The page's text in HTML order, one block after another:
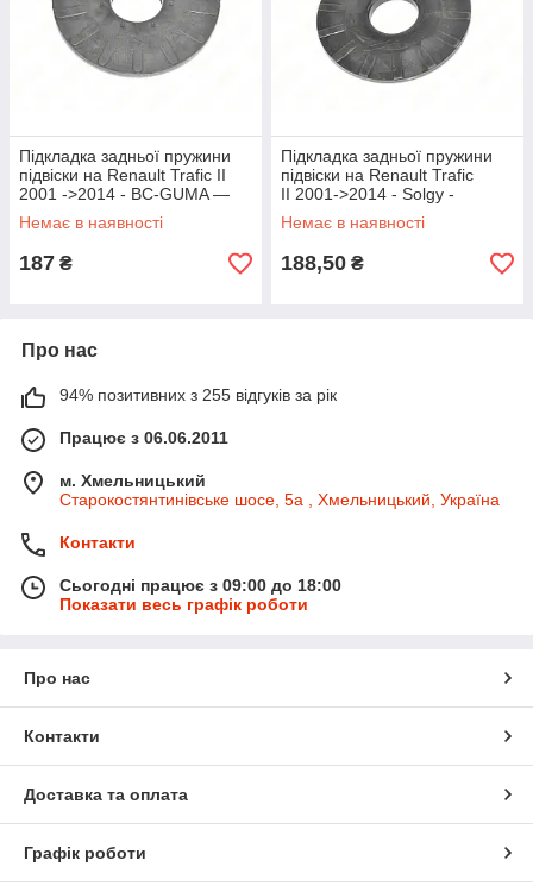
Підкладка задньої пружини
підвіски на Renault Trafic II
2001 ->2014 - BC-GUMA —
BC1218
Немає в наявності
187 ₴
Підкладка задньої пружини
підвіски на Renault Trafic
II 2001->2014 - Solgy -
201138
Немає в наявності
188,50 ₴
Про нас
94% позитивних з 255 відгуків за рік
Працює з 06.06.2011
м. Хмельницький
Старокостянтинівське шосе, 5а , Хмельницький, Україна
Контакти
Сьогодні працює з 09:00 до 18:00
Показати весь графік роботи
Про нас
Контакти
Доставка та оплата
Графік роботи